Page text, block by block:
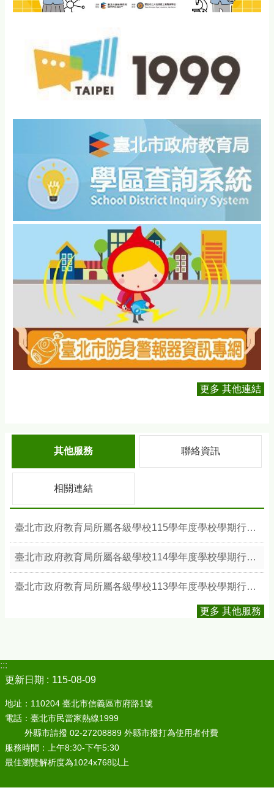
更多 其他連結
其他服務 聯絡資訊
相關連結
臺北市政府教育局所屬各級學校115學年度學校學期行事簡曆
臺北市政府教育局所屬各級學校114學年度學校學期行事簡曆
臺北市政府教育局所屬各級學校113學年度學校學期行事簡曆
更多 其他服務
:::
更新日期
115-08-09
地址：110204 臺北市信義區市府路1號
電話：臺北市民當家熱線1999
外縣市請撥 02-27208889 外縣市撥打為使用者付費
服務時間：上午8:30-下午5:30
最佳瀏覽解析度為1024x768以上